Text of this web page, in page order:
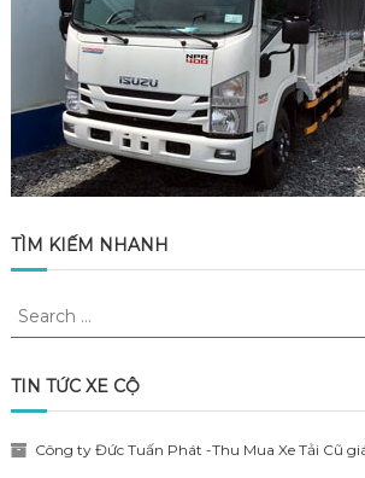
TÌM KIẾM NHANH
Search
TIN TỨC XE CỘ
Công ty Đức Tuấn Phát -Thu Mua Xe Tải Cũ